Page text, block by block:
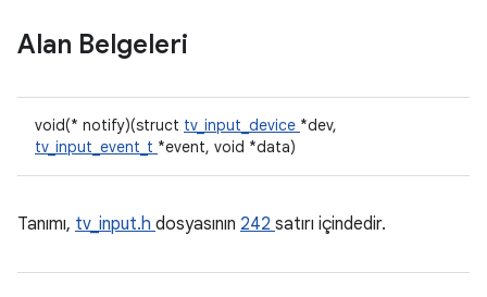
Alan Belgeleri
void(* notify)(struct tv_input_device *dev,
tv_input_event_t *event, void *data)
Tanımı, tv_input.h dosyasının 242 satırı içindedir.